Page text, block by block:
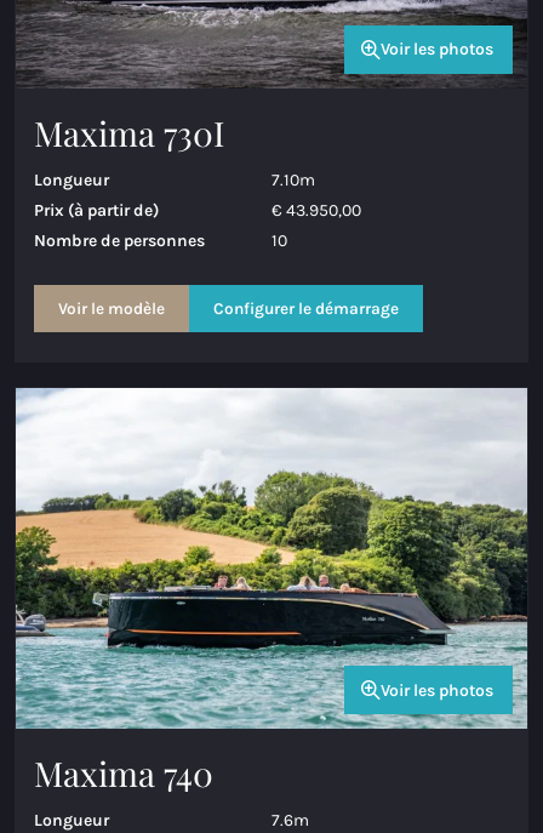
Voir les photos
Maxima 730I
Longueur
7.10m
Prix (à partir de)
€ 43.950,00
Nombre de personnes
10
Voir le modèle Configurer le démarrage
Voir les photos
Maxima 740
Longueur
7.6m